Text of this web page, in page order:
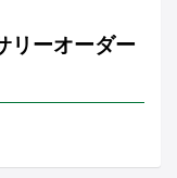
リーオーダー